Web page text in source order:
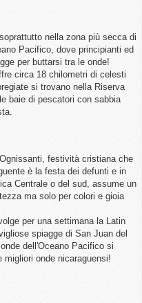
nella zona più secca di
Pacifico, dove principianti ed
per buttarsi tra le onde!
circa 18 chilometri di celesti
si trovano nella Riserva
baie di pescatori con sabbia
festività cristiana che
è la festa dei defunti e in
Centrale o del sud, assume un
ma solo per colori e gioia
per una settimana la Latin
spiagge di San Juan del
dell'Oceano Pacifico si
onde nicaraguensi!